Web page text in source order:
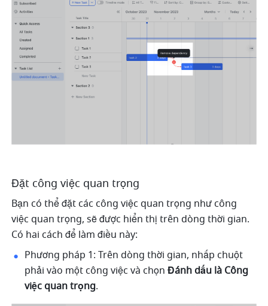
Đặt công việc quan trọng
Bạn có thể đặt các công việc quan trọng như công
việc quan trọng, sẽ được hiển thị trên dòng thời gian.
Có hai cách để làm điều này:
Phương pháp 1: Trên dòng thời gian, nhấp chuột
phải vào một công việc và chọn Đánh dấu là Công
việc quan trọng.